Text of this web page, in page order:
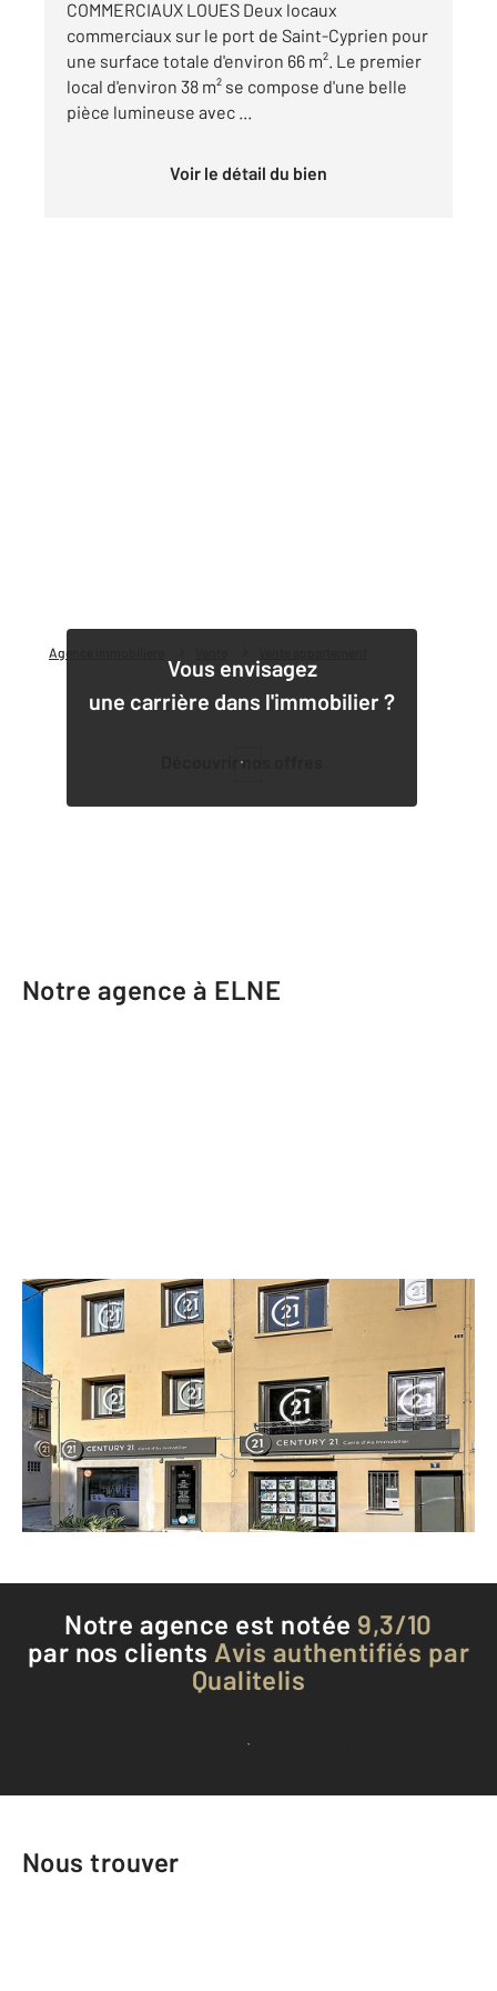
Agence immobilière
COMMERCIAUX LOUES Deux locaux
commerciaux sur le port de Saint-Cyprien pour
une surface totale d'environ 66 m². Le premier
local d'environ 38 m² se compose d'une belle
pièce lumineuse avec ...
Voir le détail du bien
Vous envisagez
une carrière dans l'immobilier ?
Découvrir nos offres
Notre agence à ELNE
CENTURY 21 Carré d'As Immobilier
4 rue du Marché
ELNE - 66200
Envoyer un message
Téléphoner à l'agence
Notre agence est notée 9,3/10
par nos clients Avis authentifiés par
Qualitelis
Voir tous les avis clients
Nous trouver